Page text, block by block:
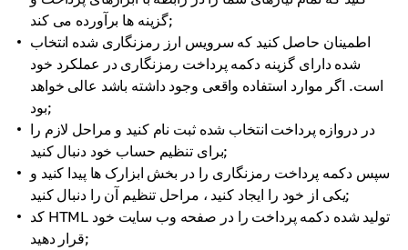
گزینه ها برآورده می کند;
اطمینان حاصل کنید که سرویس ارز رمزنگاری شده انتخاب
شده دارای گزینه دکمه پرداخت رمزنگاری در عملکرد خود
است. اگر موارد استفاده واقعی وجود داشته باشد عالی خواهد
بود;
در دروازه پرداخت انتخاب شده ثبت نام کنید و مراحل لازم را
برای تنظیم حساب خود دنبال کنید;
سپس دکمه پرداخت رمزنگاری را در بخش ابزارک ها پیدا کنید و
یکی از خود را ایجاد کنید ، مراحل تنظیم آن را دنبال کنید;
کد HTML تولید شده دکمه پرداخت را در صفحه وب سایت خود
قرار دهید;